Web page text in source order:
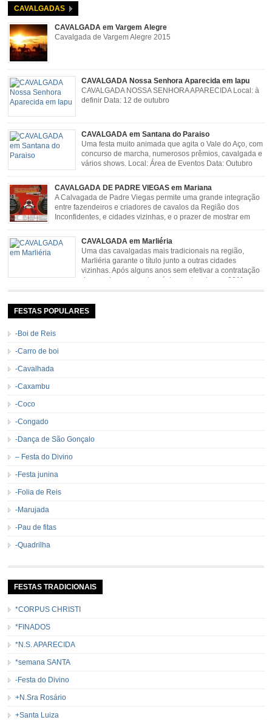
CAVALGADAS
CAVALGADA em Vargem Alegre
Cavalgada de Vargem Alegre 2015
CAVALGADA Nossa Senhora Aparecida em Iapu
CAVALGADA NOSSA SENHORA APARECIDA Local: à
definir Data: 12 de outubro
CAVALGADA em Santana do Paraiso
Uma festa muito animada que agita o Vale do Aço, com
concurso de marcha, numerosos prêmios, cavalgada e
vários shows. Local: Área de Eventos Data: Outubro
CAVALGADA DE PADRE VIEGAS em Mariana
A Calvagada de Padre Viegas permite uma grande integração
entre fazendeiros e criadores de cavalos da Região dos
Inconfidentes, e cidades vizinhas, e o prazer de mostrar em
resgata cultura e saúde além de contar com apresentações musicais. Local:
Distrito de Padre Viegas, Antigo Campo de […]
CAVALGADA em Marliéria
Uma das cavalgadas mais tradicionais na região,
Marliéria garante o título junto a outras cidades
vizinhas. Após alguns anos sem efetivar a contratação
de grandes nomes da música sertaneja, em 2011 a
Cavalgada de Marliéria voltou, e não deixou dúvidas de que sua tradição
de […]
FESTAS POPULARES
-Boi de Reis
-Carro de boi
-Cavalhada
-Caxambu
-Coco
-Congado
-Dança de São Gonçalo
– Festa do Divino
-Festa junina
-Folia de Reis
-Marujada
-Pau de fitas
-Quadrilha
FESTAS TRADICIONAIS
*CORPUS CHRISTI
*FINADOS
*N.S. APARECIDA
*semana SANTA
-Festa do Divino
+N.Sra Rosário
+Santa Luiza